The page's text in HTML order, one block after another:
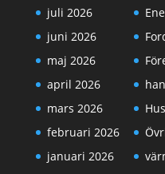
juli 2026
juni 2026
maj 2026
april 2026
mars 2026
februari 2026
januari 2026